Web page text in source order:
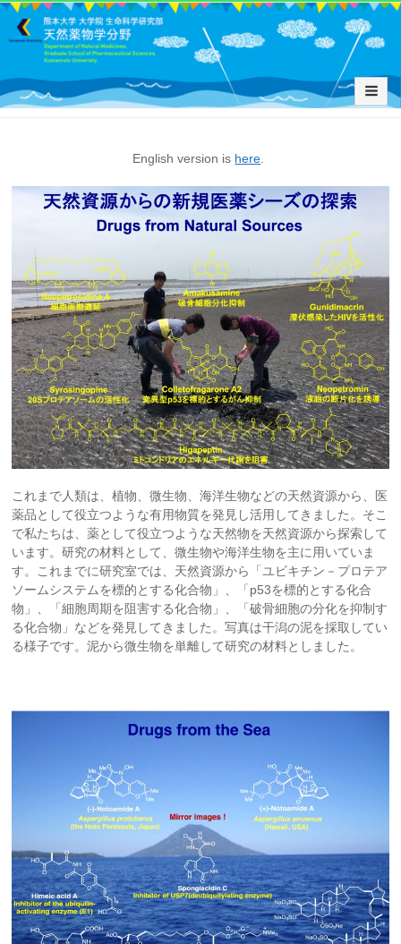
English version is here
これまで人類は、植物、微生物、海洋生物などの天然資源から、医
薬品として役立つような有用物質を発見し活用してきました。そこ
で私たちは、薬として役立つような天然物を天然資源から探索して
います。研究の材料として、微生物や海洋生物を主に用いていま
す。これまでに研究室では、天然資源から「ユビキチン－プロテア
ソームシステムを標的とする化合物」、「p53を標的とする化合
物」、「細胞周期を阻害する化合物」、「破骨細胞の分化を抑制す
る化合物」などを発見してきました。写真は干潟の泥を採取してい
る様子です。泥から微生物を単離して研究の材料としました。